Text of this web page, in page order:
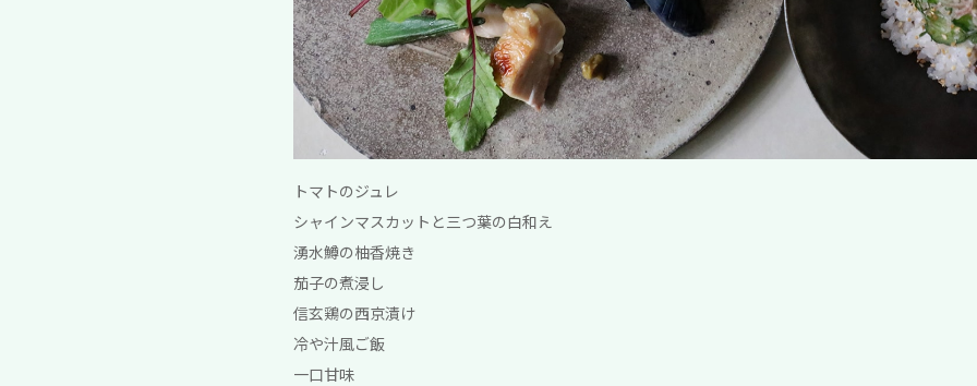
トマトのジュレ
シャインマスカットと三つ葉の白和え
湧水鱒の柚香焼き
茄子の煮浸し
信玄鶏の西京漬け
冷や汁風ご飯
一口甘味